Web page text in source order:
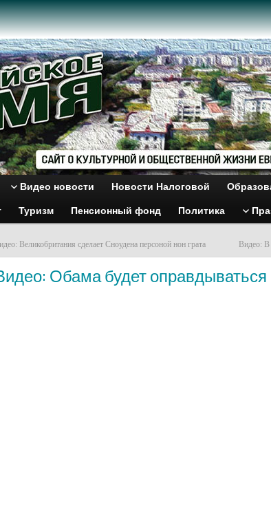
Видео новости Новости Налоговой
Туризм Пенсионный фонд Политика
Великобритания сделает Сноудена персоной нон грата Видео: В
Обама будет